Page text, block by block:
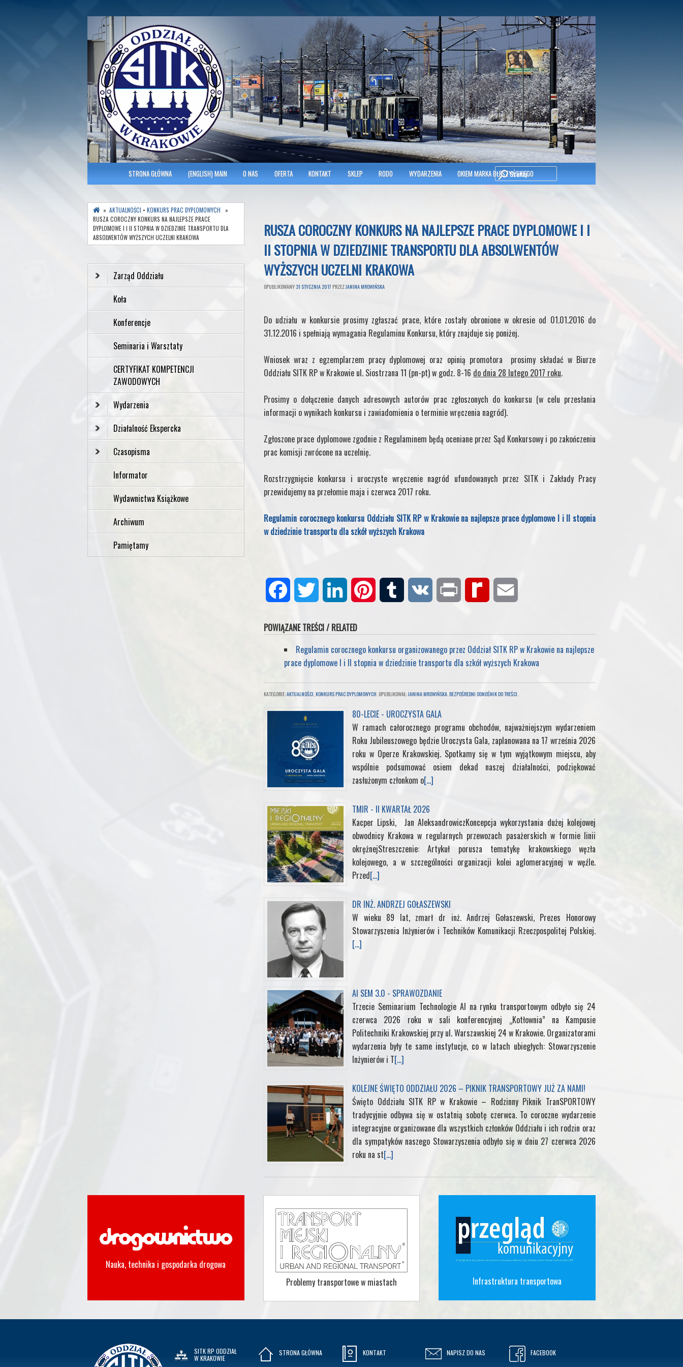
SITK RP Oddział w KRAKOWIE
Szukaj
MENU GŁÓWNESTRONA GŁÓWNA (ENGLISH) MAIN O NAS OFERTA KONTAKT SKLEP RODO WYDARZENIA OKIEM MARKA BŁESZYŃSKIEGO
RUSZA COROCZNY KONKURS NA NAJLEPSZE PRACE DYPLOMOWE I I
II STOPNIA W DZIEDZINIE TRANSPORTU DLA ABSOLWENTÓW
WYŻSZYCH UCZELNI KRAKOWA
OPUBLIKOWANY 31 STYCZNIA 2017 PRZEZJANINA MROWIŃSKA
Do udziału w konkursie prosimy zgłaszać prace, które zostały obronione w okresie od 01.01.2016 do
31.12.2016 i spełniają wymagania Regulaminu Konkursu, który znajduje się poniżej.
Wniosek wraz z egzemplarzem pracy dyplomowej oraz opinią promotora prosimy składać w Biurze
Oddziału SITK RP w Krakowie ul. Siostrzana 11 (pn-pt) w godz. 8-16 do dnia 28 lutego 2017 roku.
Prosimy o dołączenie danych adresowych autorów prac zgłoszonych do konkursu (w celu przesłania
informacji o wynikach konkursu i zawiadomienia o terminie wręczenia nagród).
Zgłoszone prace dyplomowe zgodnie z Regulaminem będą oceniane przez Sąd Konkursowy i po zakończeniu
prac komisji zwrócone na uczelnię.
Rozstrzygnięcie konkursu i uroczyste wręczenie nagród ufundowanych przez SITK i Zakłady Pracy
przewidujemy na przełomie maja i czerwca 2017 roku.
Regulamin corocznego konkursu Oddziału SITK RP w Krakowie na najlepsze prace dyplomowe I i II stopnia
w dziedzinie transportu dla szkół wyższych Krakowa
c
e
o
k
i
t
e
n
k
n
t
r
e
s
t
m
b
r
i
n
t
d
i
M
y
g
e
a
i
POWIĄZANE TREŚCI / RELATED
Regulamin corocznego konkursu organizowanego przez Oddział SITK RP w Krakowie na najlepsze
prace dyplomowe I i II stopnia w dziedzinie transportu dla szkół wyższych Krakowa
KATEGORIE:AKTUALNOŚCI,KONKURS PRAC DYPLOMOWYCH. OPUBLIKOWAŁ:JANINA MROWIŃSKA.BEZPOŚREDNI ODNOŚNIK DO TREŚCI.
80-LECIE - UROCZYSTA GALA
W ramach całorocznego programu obchodów, najważniejszym wydarzeniem
Roku Jubileuszowego będzie Uroczysta Gala, zaplanowana na 17 września 2026
roku w Operze Krakowskiej. Spotkamy się w tym wyjątkowym miejscu, aby
wspólnie podsumować osiem dekad naszej działalności, podziękować
zasłużonym członkom o[...]
TMIR - II KWARTAŁ 2026
Kacper Lipski, Jan AleksandrowiczKoncepcja wykorzystania dużej kolejowej
obwodnicy Krakowa w regularnych przewozach pasażerskich w formie linii
okrężnejStreszczenie: Artykuł porusza tematykę krakowskiego węzła
kolejowego, a w szczególności organizacji kolei aglomeracyjnej w węźle.
Przed[...]
DR INŻ. ANDRZEJ GOŁASZEWSKI
W wieku 89 lat, zmarł dr inż. Andrzej Gołaszewski, Prezes Honorowy
Stowarzyszenia Inżynierów i Techników Komunikacji Rzeczpospolitej Polskiej.
[...]
AI SEM 3.0 - SPRAWOZDANIE
Trzecie Seminarium Technologie AI na rynku transportowym odbyło się 24
czerwca 2026 roku w sali konferencyjnej „Kotłownia” na Kampusie
Politechniki Krakowskiej przy ul. Warszawskiej 24 w Krakowie. Organizatorami
wydarzenia były te same instytucje, co w latach ubiegłych: Stowarzyszenie
Inżynierów i T[...]
KOLEJNE ŚWIĘTO ODDZIAŁU 2026 – PIKNIK TRANSPORTOWY JUŻ ZA NAMI!
Święto Oddziału SITK RP w Krakowie – Rodzinny Piknik TranSPORTOWY
tradycyjnie odbywa się w ostatnią sobotę czerwca. To coroczne wydarzenie
integracyjne organizowane dla wszystkich członków Oddziału i ich rodzin oraz
dla sympatyków naszego Stowarzyszenia odbyło się w dniu 27 czerwca 2026
roku na st[...]
» AKTUALNOŚCI • KONKURS PRAC DYPLOMOWYCH »
RUSZA COROCZNY KONKURS NA NAJLEPSZE PRACE
DYPLOMOWE I I II STOPNIA W DZIEDZINIE TRANSPORTU DLA
ABSOLWENTÓW WYŻSZYCH UCZELNI KRAKOWA
Zarząd Oddziału
Koła
Konferencje
Seminaria i Warsztaty
CERTYFIKAT KOMPETENCJI
ZAWODOWYCH
Wydarzenia
Działalność Ekspercka
Czasopisma
Informator
Wydawnictwa Książkowe
Archiwum
Pamiętamy
Nauka, technika i gospodarka drogowa
Problemy transportowe w miastach
Infrastruktura transportowa
SITK RP ODDZIAŁ
W KRAKOWIE
STRONA GŁÓWNA KONTAKT NAPISZ DO NAS FACEBOOK